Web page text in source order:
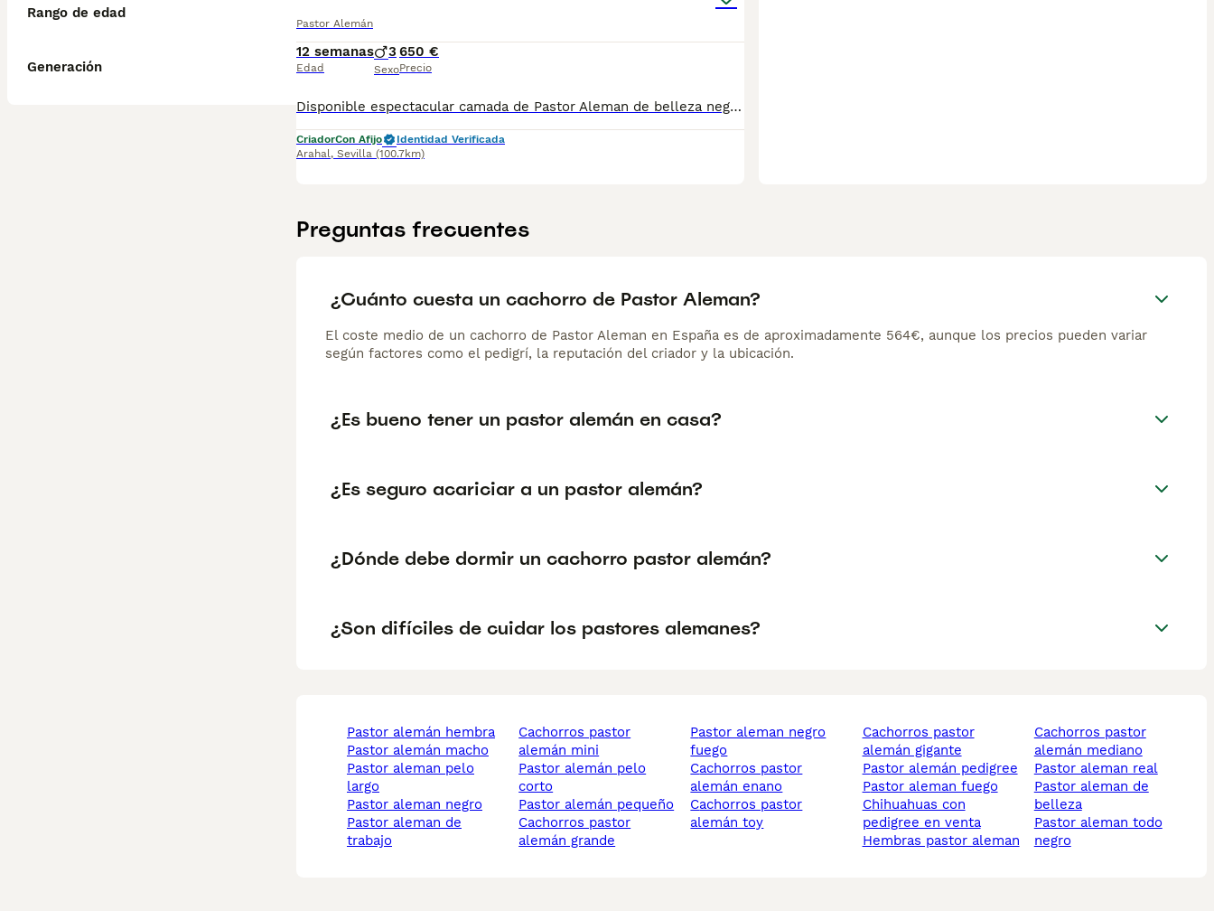
Rango de edad
Generación
Pastor Alemán
12 semanas
Edad
3
Sexo
650 €
Precio
Disponible espectacular camada de Pastor Aleman de belleza negro fuego y negro sólido, se entregan a partir de los 50 días de edad con la primera vacuna, desparasitado y cartilla veterinaria, criados en ambiente familiar muy nobles y cariñosos. Más información al 607491090
CriadorCon Afijo
Identidad Verificada
Arahal, Sevilla (100.7km)
Preguntas frecuentes
¿Cuánto cuesta un cachorro de Pastor Aleman?
El coste medio de un cachorro de Pastor Aleman en España es de aproximadamente 564€, aunque los precios pueden variar
según factores como el pedigrí, la reputación del criador y la ubicación.
¿Es bueno tener un pastor alemán en casa?
¿Es seguro acariciar a un pastor alemán?
¿Dónde debe dormir un cachorro pastor alemán?
¿Son difíciles de cuidar los pastores alemanes?
pastor alemán hembra
pastor alemán macho
pastor aleman pelo
largo
pastor aleman negro
pastor aleman de
trabajo
cachorros pastor
alemán mini
pastor alemán pelo
corto
pastor alemán pequeño
cachorros pastor
alemán grande
pastor aleman negro
fuego
cachorros pastor
alemán enano
cachorros pastor
alemán toy
cachorros pastor
alemán gigante
pastor alemán pedigree
pastor aleman fuego
chihuahuas con
pedigree en venta
hembras pastor aleman
cachorros pastor
alemán mediano
pastor aleman real
pastor aleman de
belleza
pastor aleman todo
negro